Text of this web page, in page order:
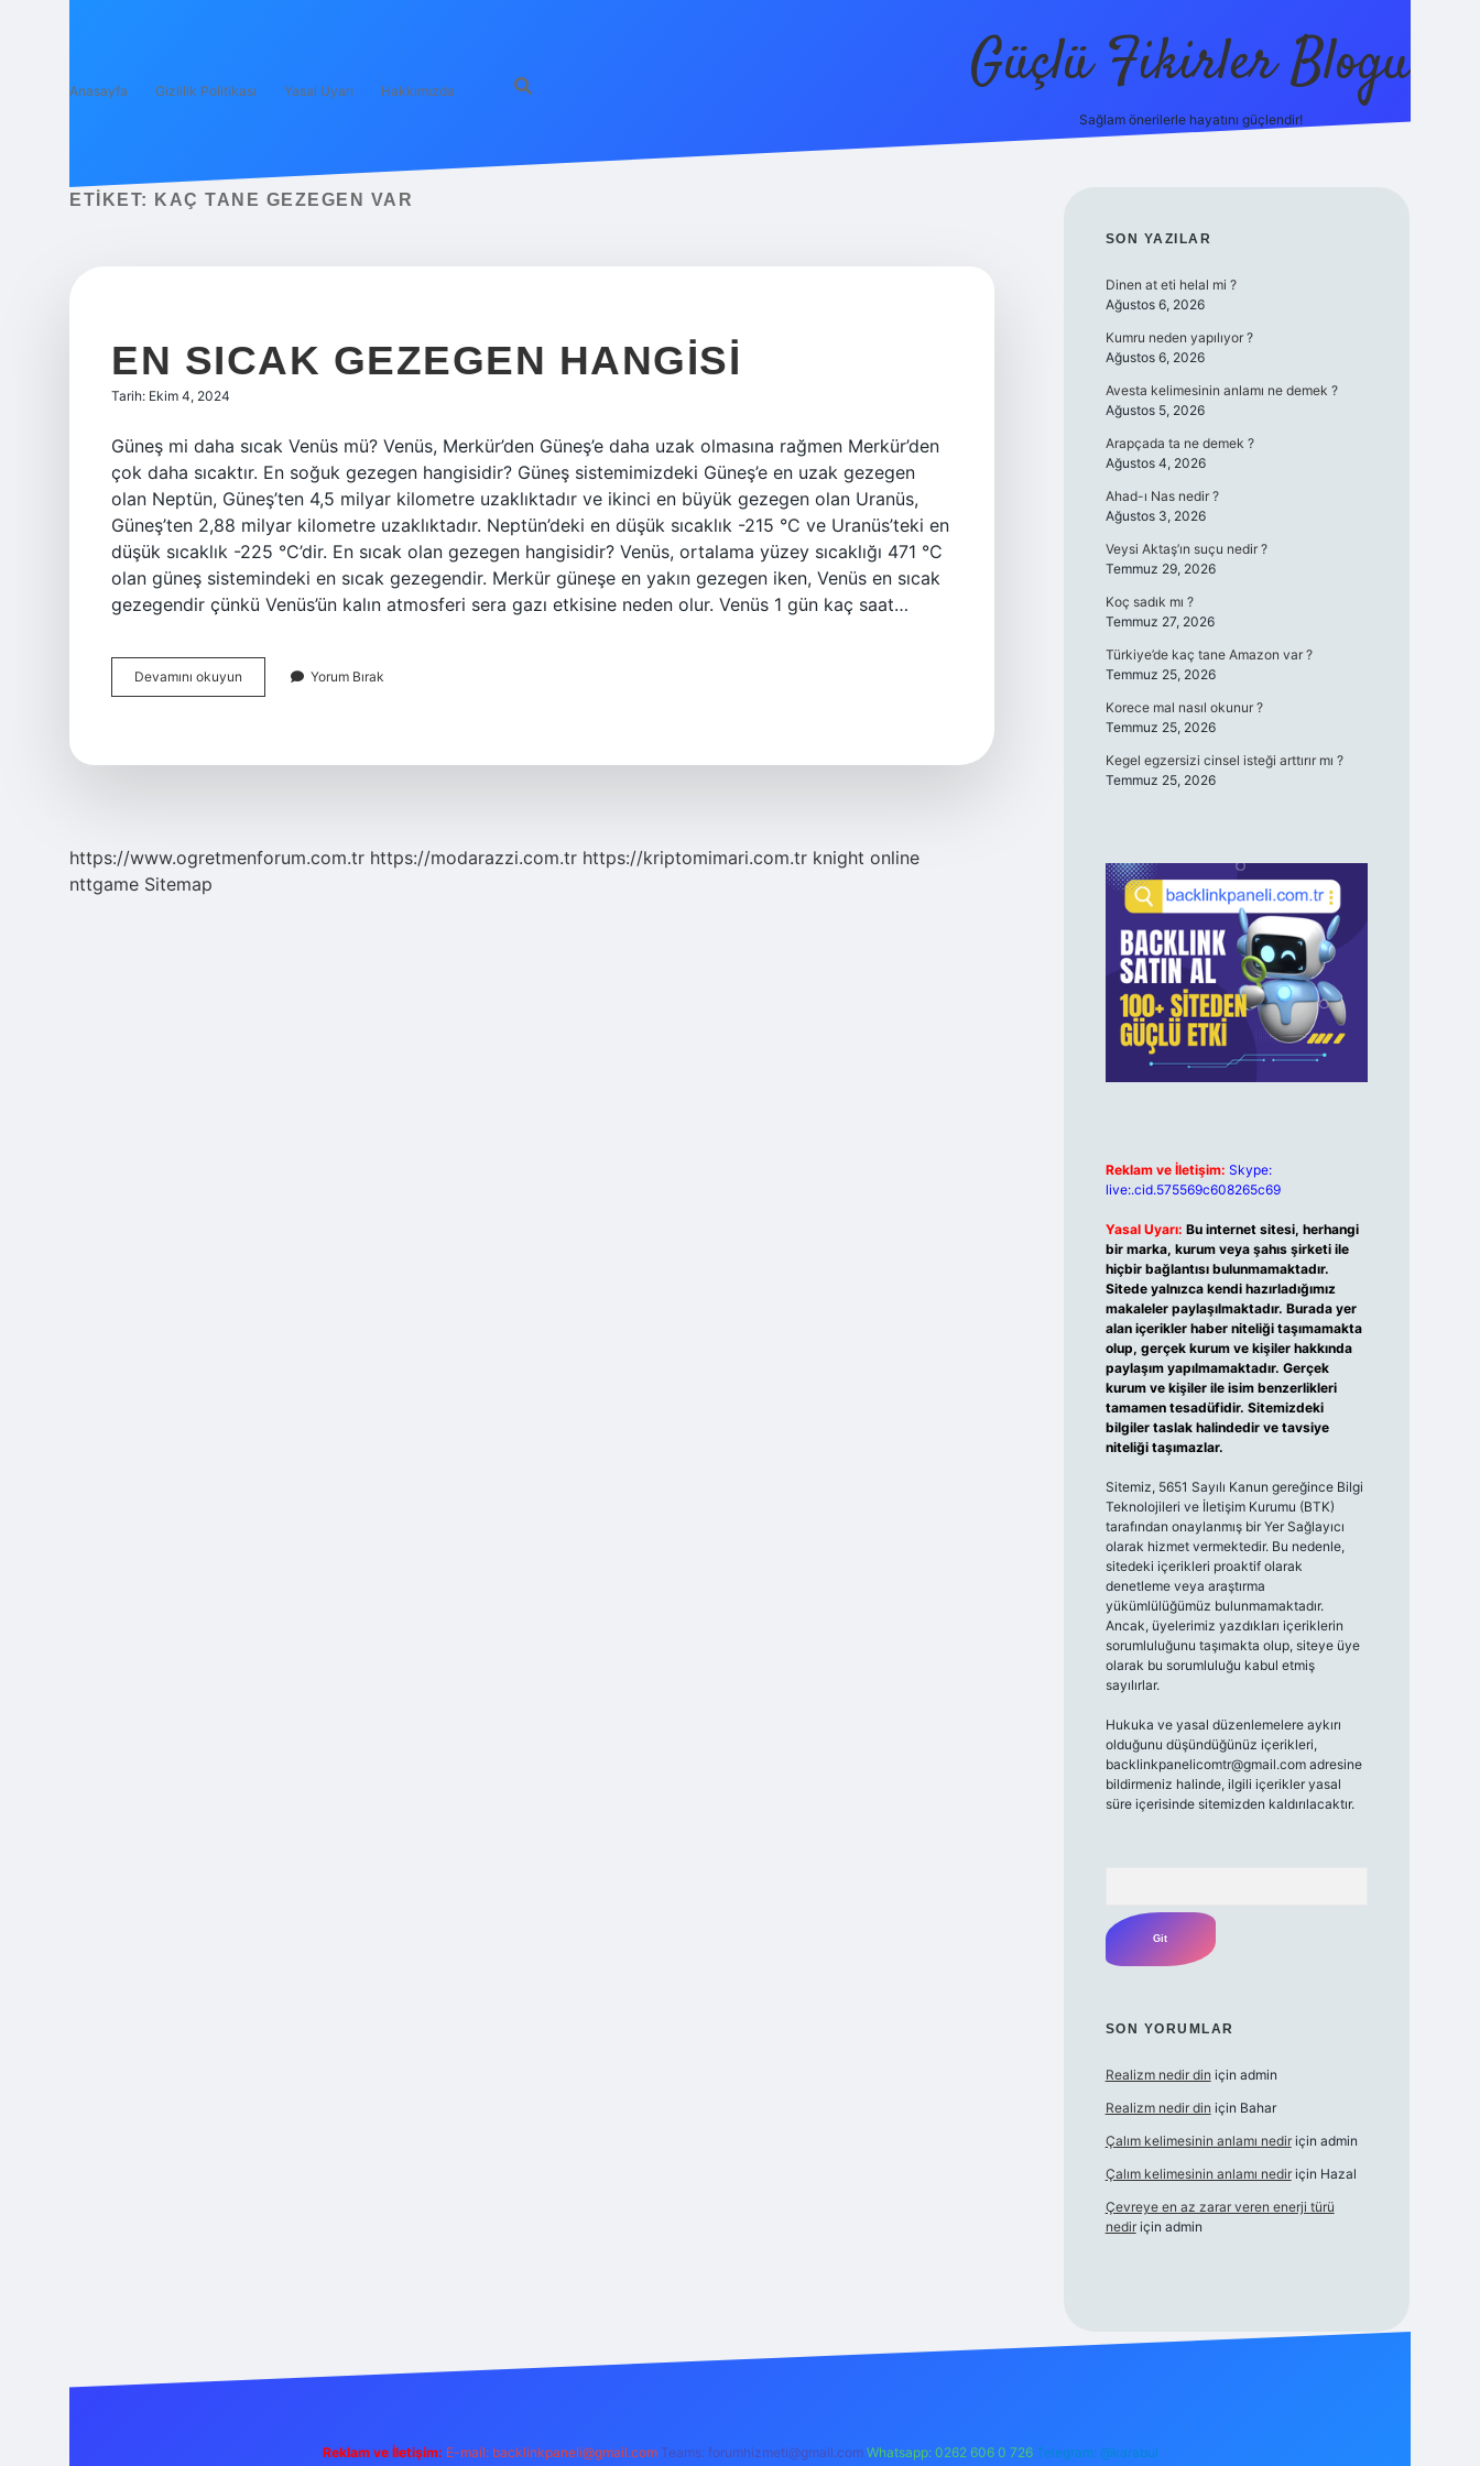
Anasayfa Gizlilik Politikası Yasal Uyarı Hakkımızda Güçlü Fikirler Blogu
Sağlam önerilerle hayatını güçlendir!
ETIKET: KAÇ TANE GEZEGEN VAR
EN SICAK GEZEGEN HANGISI
Tarih: Ekim 4, 2024
Güneş mi daha sıcak Venüs mü? Venüs, Merkür’den Güneş’e daha uzak olmasına rağmen Merkür’den
çok daha sıcaktır. En soğuk gezegen hangisidir? Güneş sistemimizdeki Güneş’e en uzak gezegen
olan Neptün, Güneş’ten 4,5 milyar kilometre uzaklıktadır ve ikinci en büyük gezegen olan Uranüs,
Güneş’ten 2,88 milyar kilometre uzaklıktadır. Neptün’deki en düşük sıcaklık -215 °C ve Uranüs’teki en
düşük sıcaklık -225 °C’dir. En sıcak olan gezegen hangisidir? Venüs, ortalama yüzey sıcaklığı 471 °C
olan güneş sistemindeki en sıcak gezegendir. Merkür güneşe en yakın gezegen iken, Venüs en sıcak
gezegendir çünkü Venüs’ün kalın atmosferi sera gazı etkisine neden olur. Venüs 1 gün kaç saat…
Devamını okuyun
Sıcak
Yorum Bırak
https://www.ogretmenforum.com.tr https://modarazzi.com.tr https://kriptomimari.com.tr knight online
nttgame Sitemap
SIDEBAR
SON YAZILAR
Dinen at eti helal mi ?
Ağustos 6, 2026
Kumru neden yapılıyor ?
Ağustos 6, 2026
Avesta kelimesinin anlamı ne demek ?
Ağustos 5, 2026
Arapçada ta ne demek ?
Ağustos 4, 2026
Ahad-ı Nas nedir ?
Ağustos 3, 2026
Veysi Aktaş’ın suçu nedir ?
Temmuz 29, 2026
Koç sadık mı ?
Temmuz 27, 2026
Türkiye’de kaç tane Amazon var ?
Temmuz 25, 2026
Korece mal nasıl okunur ?
Temmuz 25, 2026
Kegel egzersizi cinsel isteği arttırır mı ?
Temmuz 25, 2026
Reklam ve İletişim: Skype:
live:.cid.575569c608265c69
Yasal Uyarı: Bu internet sitesi, herhangi
bir marka, kurum veya şahıs şirketi ile
hiçbir bağlantısı bulunmamaktadır.
Sitede yalnızca kendi hazırladığımız
makaleler paylaşılmaktadır. Burada yer
alan içerikler haber niteliği taşımamakta
olup, gerçek kurum ve kişiler hakkında
paylaşım yapılmamaktadır. Gerçek
kurum ve kişiler ile isim benzerlikleri
tamamen tesadüfidir. Sitemizdeki
bilgiler taslak halindedir ve tavsiye
niteliği taşımazlar.
Sitemiz, 5651 Sayılı Kanun gereğince Bilgi
Teknolojileri ve İletişim Kurumu (BTK)
tarafından onaylanmış bir Yer Sağlayıcı
olarak hizmet vermektedir. Bu nedenle,
sitedeki içerikleri proaktif olarak
denetleme veya araştırma
yükümlülüğümüz bulunmamaktadır.
Ancak, üyelerimiz yazdıkları içeriklerin
sorumluluğunu taşımakta olup, siteye üye
olarak bu sorumluluğu kabul etmiş
sayılırlar.
Hukuka ve yasal düzenlemelere aykırı
olduğunu düşündüğünüz içerikleri,
backlinkpanelicomtr@gmail.comadresine
bildirmeniz halinde, ilgili içerikler yasal
süre içerisinde sitemizden kaldırılacaktır.
SON YORUMLAR
Realizm nedir din için admin
Realizm nedir din için Bahar
Çalım kelimesinin anlamı nediriçin admin
Çalım kelimesinin anlamı nediriçin Hazal
Çevreye en az zarar veren enerji türü
nediriçin admin
Reklam ve İletişim: E-mail: backlinkpaneli@gmail.com Teams: forumhizmeti@gmail.com Whatsapp: 0262 606 0 726 Telegram: @karabul